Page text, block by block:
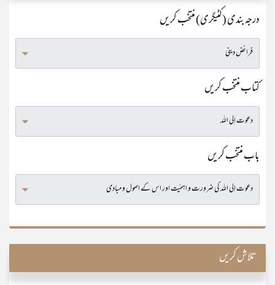
درجہ بندی (کٹیگری) منتخب کریں
کتاب منتخب کریں
باب منتخب کریں
تلاش کریں